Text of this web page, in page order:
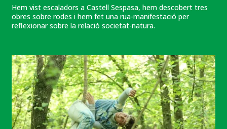
Hem vist escaladors a Castell Sespasa, hem descobert tres
obres sobre rodes i hem fet una rua-manifestació per
reflexionar sobre la relació societat-natura.